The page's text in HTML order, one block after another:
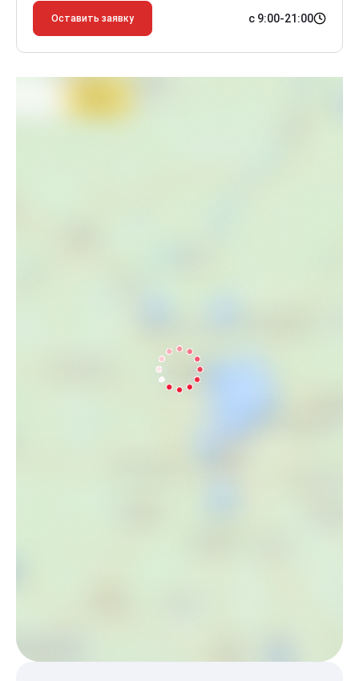
Оставить заявку с 9:00-21:00